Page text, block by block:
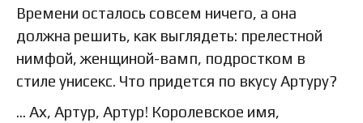
Времени осталось совсем ничего, а она
должна решить, как выглядеть: прелестной
нимфой, женщиной-вамп, подростком в
стиле унисекс. Что придется по вкусу Артуру?
… Ах, Артур, Артур! Королевское имя,